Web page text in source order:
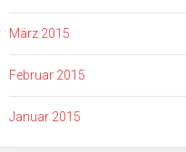
März 2015
Februar 2015
Januar 2015